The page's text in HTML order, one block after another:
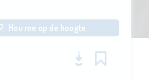
Hou me op de hoogte